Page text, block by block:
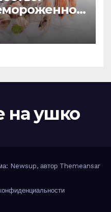
на ушко
Newsup, автор Themeansar